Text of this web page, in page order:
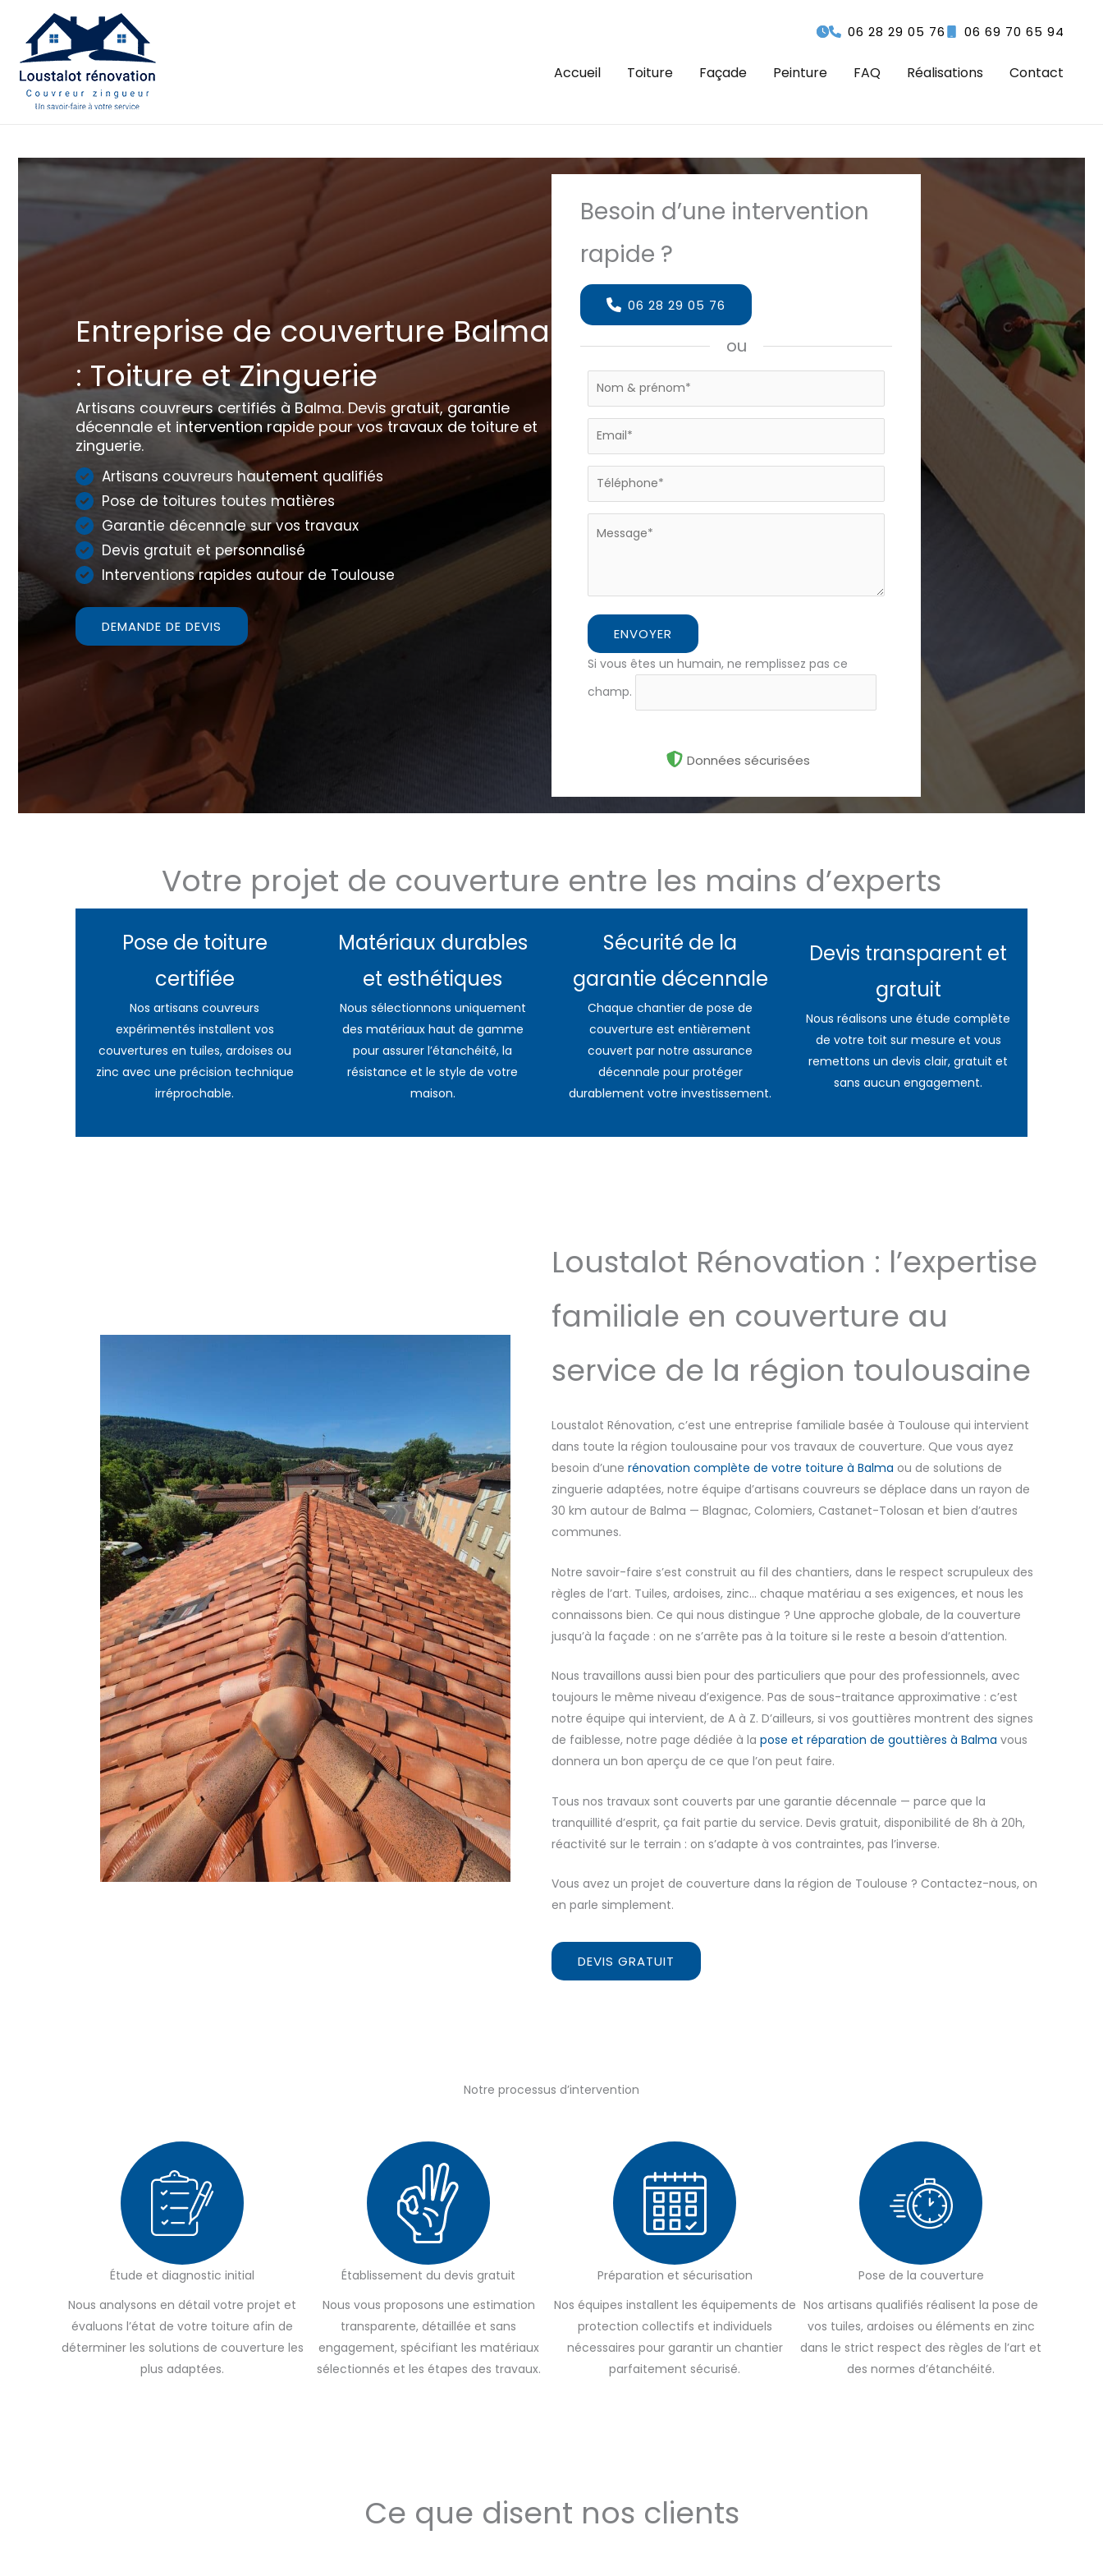
contenu
Accueil Toiture Façade Peinture FAQ Réalisations Contact
06 28 29 05 76 06 69 70 65 94
Entreprise de couverture Balma
: Toiture et Zinguerie
Artisans couvreurs certifiés à Balma. Devis gratuit, garantie
décennale et intervention rapide pour vos travaux de toiture et
zinguerie.
Artisans couvreurs hautement qualifiés
Pose de toitures toutes matières
Garantie décennale sur vos travaux
Devis gratuit et personnalisé
Interventions rapides autour de Toulouse
DEMANDE DE DEVIS
Besoin d’une intervention
rapide ?
06 28 29 05 76
ou
Formulaire
home
ENVOYER
Si vous êtes un humain, ne remplissez pas ce
champ.
Données sécurisées
Votre projet de couverture entre les mains d’experts
Pose de toiture
certifiée
Nos artisans couvreurs
expérimentés installent vos
couvertures en tuiles, ardoises ou
zinc avec une précision technique
irréprochable.
Matériaux durables
et esthétiques
Nous sélectionnons uniquement
des matériaux haut de gamme
pour assurer l’étanchéité, la
résistance et le style de votre
maison.
Sécurité de la
garantie décennale
Chaque chantier de pose de
couverture est entièrement
couvert par notre assurance
décennale pour protéger
durablement votre investissement.
Devis transparent et
gratuit
Nous réalisons une étude complète
de votre toit sur mesure et vous
remettons un devis clair, gratuit et
sans aucun engagement.
Loustalot Rénovation : l’expertise
familiale en couverture au
service de la région toulousaine
Loustalot Rénovation, c’est une entreprise familiale basée à Toulouse qui intervient
dans toute la région toulousaine pour vos travaux de couverture. Que vous ayez
besoin d’une rénovation complète de votre toiture à Balma ou de solutions de
zinguerie adaptées, notre équipe d’artisans couvreurs se déplace dans un rayon de
30 km autour de Balma — Blagnac, Colomiers, Castanet-Tolosan et bien d’autres
communes.
Notre savoir-faire s’est construit au fil des chantiers, dans le respect scrupuleux des
règles de l’art. Tuiles, ardoises, zinc… chaque matériau a ses exigences, et nous les
connaissons bien. Ce qui nous distingue ? Une approche globale, de la couverture
jusqu’à la façade : on ne s’arrête pas à la toiture si le reste a besoin d’attention.
Nous travaillons aussi bien pour des particuliers que pour des professionnels, avec
toujours le même niveau d’exigence. Pas de sous-traitance approximative : c’est
notre équipe qui intervient, de A à Z. D’ailleurs, si vos gouttières montrent des signes
de faiblesse, notre page dédiée à la pose et réparation de gouttières à Balma vous
donnera un bon aperçu de ce que l’on peut faire.
Tous nos travaux sont couverts par une garantie décennale — parce que la
tranquillité d’esprit, ça fait partie du service. Devis gratuit, disponibilité de 8h à 20h,
réactivité sur le terrain : on s’adapte à vos contraintes, pas l’inverse.
Vous avez un projet de couverture dans la région de Toulouse ? Contactez-nous, on
en parle simplement.
DEVIS GRATUIT
Notre processus d’intervention
Étude et diagnostic initial
Nous analysons en détail votre projet et
évaluons l’état de votre toiture afin de
déterminer les solutions de couverture les
plus adaptées.
Établissement du devis gratuit
Nous vous proposons une estimation
transparente, détaillée et sans
engagement, spécifiant les matériaux
sélectionnés et les étapes des travaux.
Préparation et sécurisation
Nos équipes installent les équipements de
protection collectifs et individuels
nécessaires pour garantir un chantier
parfaitement sécurisé.
Pose de la couverture
Nos artisans qualifiés réalisent la pose de
vos tuiles, ardoises ou éléments en zinc
dans le strict respect des règles de l’art et
des normes d’étanchéité.
Ce que disent nos clients